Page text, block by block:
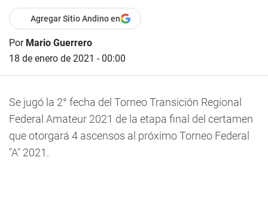
Agregar Sitio Andino en
Por Mario Guerrero
18 de enero de 2021 - 00:00
Se jugó la 2° fecha del Torneo Transición Regional
Federal Amateur 2021 de la etapa final del certamen
que otorgará 4 ascensos al próximo Torneo Federal
"A" 2021.